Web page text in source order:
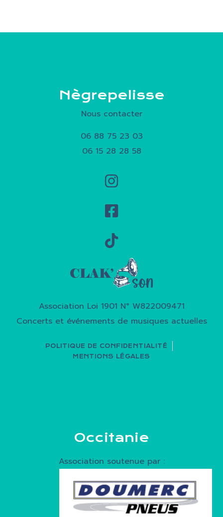
Nègrepelisse
Nous contacter
06 88 75 23 03
06 15 28 28 58
Association Loi 1901 N° W822009471
Concerts et événements de musiques actuelles
POLITIQUE DE CONFIDENTIALITÉ
MENTIONS LÉGALES
Occitanie
Association soutenue par :